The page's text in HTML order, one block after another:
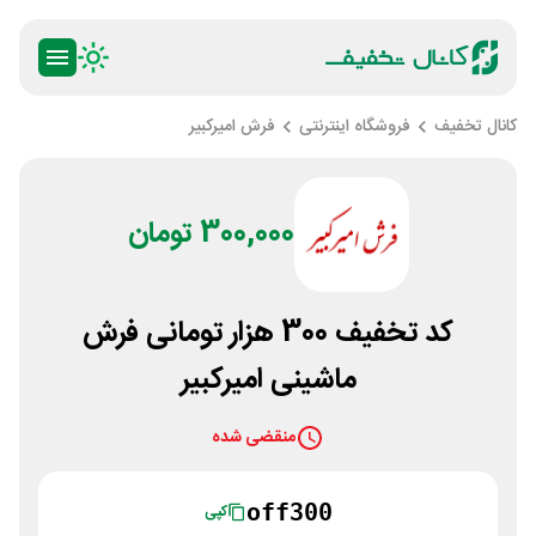
کانال تخفیف فروشگاه اینترنتی فرش امیرکبیر
300,000 تومان
کد تخفیف 300 هزار تومانی فرش
ماشینی امیرکبیر
منقضی شده
off300 کپی